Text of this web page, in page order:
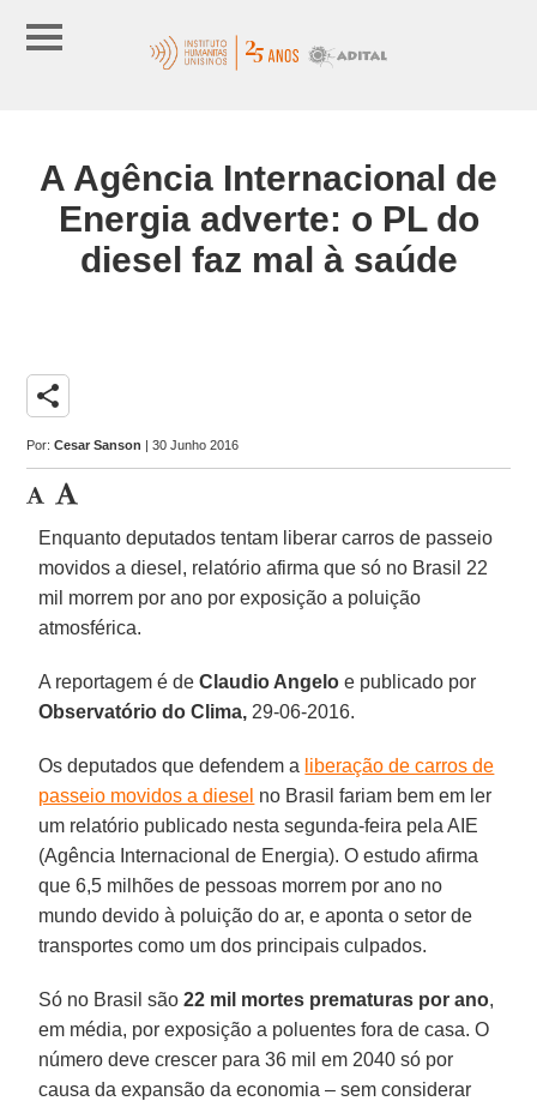
A Agência Internacional de
Energia adverte: o PL do
diesel faz mal à saúde
share
Por:Cesar Sanson | 30 Junho 2016
Enquanto deputados tentam liberar carros de passeio
movidos a diesel, relatório afirma que só no Brasil 22
mil morrem por ano por exposição a poluição
atmosférica.
A reportagem é deClaudio Angelo e publicado por
Observatório do Clima, 29-06-2016.
Os deputados que defendem a liberação de carros de
passeio movidos a diesel no Brasil fariam bem em ler
um relatório publicado nesta segunda-feira pela AIE
(Agência Internacional de Energia). O estudo afirma
que 6,5 milhões de pessoas morrem por ano no
mundo devido à poluição do ar, e aponta o setor de
transportes como um dos principais culpados.
Só no Brasil são22 mil mortes prematuras por ano,
em média, por exposição a poluentes fora de casa. O
número deve crescer para 36 mil em 2040 só por
causa da expansão da economia – sem considerar